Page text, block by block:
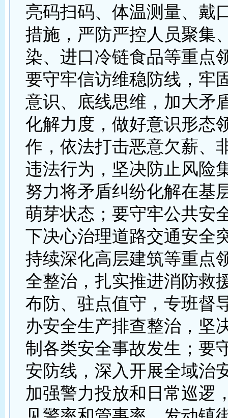
亮码扫码、体温测量、戴
措施，严防严控人员聚集
染、进口冷链食品等重点
要守牢信访维稳防线，牢
意识、底线思维，加大矛
化解力度，做好意识形态
作，依法打击恶意欠薪、
违法行为，坚决防止风险
努力将矛盾纠纷化解在基
萌芽状态；要守牢公共安
下决心治理道路交通安全
持续深化高层建筑等重点
全整治，扎实推进消防救
布防、驻点值守，专班督
办安全生产排查整治，坚
制各类安全事故发生；要
安防线，深入开展全域治
加强警力投放和日常巡逻